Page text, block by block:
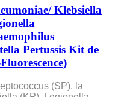
Klebsiella
Pertussis Kit de
(SP), la